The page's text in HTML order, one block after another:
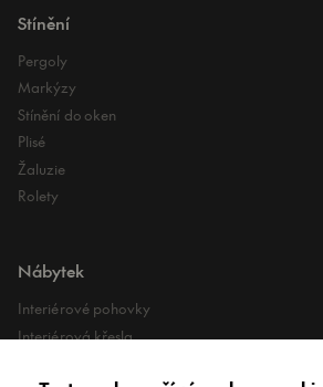
Stínění
Pergoly
Markýzy
Stínění do oken
Plisé
Žaluzie
Rolety
Nábytek
Interiérové pohovky
Interiérová křesla